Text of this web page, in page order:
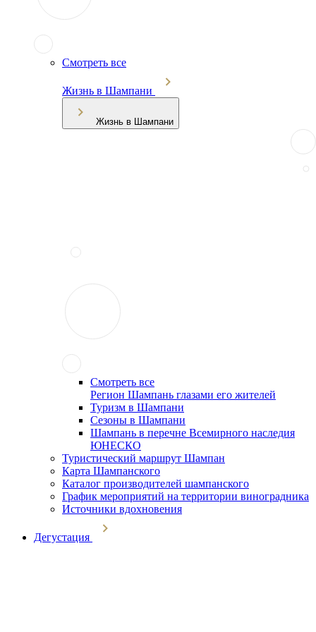
Смотреть все
Жизнь в Шампани
Жизнь в Шампани
Смотреть все
Регион Шампань глазами его жителей
Туризм в Шампани
Сезоны в Шампани
Шампань в перечне Всемирного наследия
ЮНЕСКО
Туристический маршрут Шампан
Карта Шампанского
Каталог производителей шампанского
График мероприятий на территории виноградника
Источники вдохновения
Дегустация